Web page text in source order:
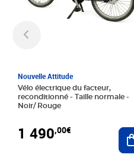
Nouvelle Attitude
Vélo électrique du facteur,
reconditionné - Taille normale -
Noir/ Rouge
1 490,00€